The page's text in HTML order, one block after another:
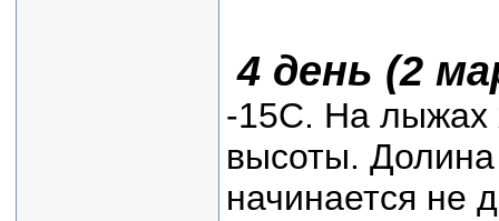
4 день (2
-15С. На лыжах
высоты. Долина
начинается не